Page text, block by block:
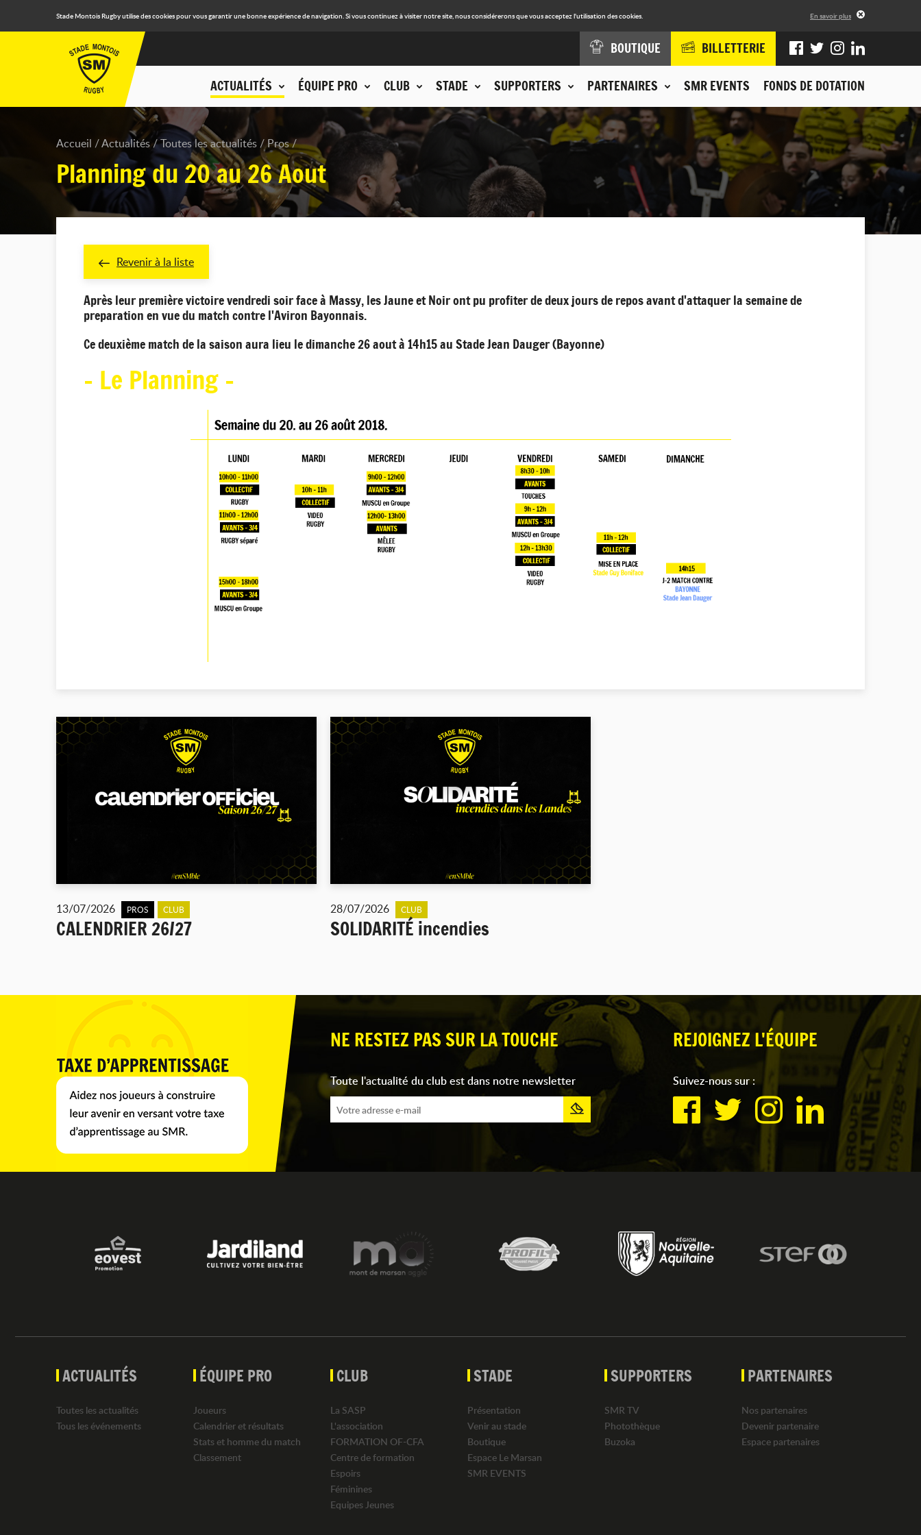
Stade Montois Rugby utilise des cookies pour vous garantir une bonne expérience de navigation. Si vous continuez à visiter notre site, nous considérerons que vous acceptez l'utilisation des cookies. En savoir plus
ACTUALITÉS ÉQUIPE PRO CLUB STADE SUPPORTERS PARTENAIRES SMR EVENTS FONDS DE DOTATION
BOUTIQUE BILLETTERIE
Accueil Actualités Toutes les actualités Pros
Planning du 20 au 26 Aout
Revenir à la liste
Après leur première victoire vendredi soir face à Massy, les Jaune et Noir ont pu profiter de deux jours de repos avant d'attaquer la semaine de
preparation en vue du match contre l'Aviron Bayonnais.
Ce deuxième match de la saison aura lieu le dimanche 26 aout à 14h15 au Stade Jean Dauger (Bayonne)
- Le Planning -
13/07/2026 PROS CLUB
CALENDRIER 26/27
28/07/2026 CLUB
SOLIDARITÉ incendies
NE RESTEZ PAS SUR LA TOUCHE
Toute l'actualité du club est dans notre newsletter
REJOIGNEZ L'ÉQUIPE
Suivez-nous sur :
ACTUALITÉS
Toutes les actualités
Tous les événements
ÉQUIPE PRO
Joueurs
Calendrier et résultats
Stats et homme du match
Classement
CLUB
La SASP
L'association
FORMATION OF-CFA
Centre de formation
Espoirs
Féminines
Equipes Jeunes
STADE
Présentation
Venir au stade
Boutique
Espace Le Marsan
SMR EVENTS
SUPPORTERS
SMR TV
Photothèque
Buzoka
PARTENAIRES
Nos partenaires
Devenir partenaire
Espace partenaires